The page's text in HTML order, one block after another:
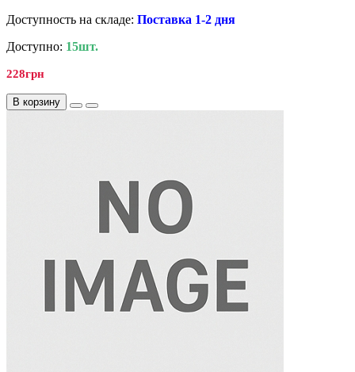
Доступность на складе: Поставка 1-2 дня
Доступно: 15шт.
228грн
В корзину